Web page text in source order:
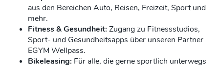
aus den Bereichen Auto, Reisen, Freizeit, Sport und
mehr.
Fitness & Gesundheit: Zugang zu Fitnessstudios,
Sport- und Gesundheitsapps über unseren Partner
EGYM Wellpass.
Bikeleasing: Für alle, die gerne sportlich unterwegs